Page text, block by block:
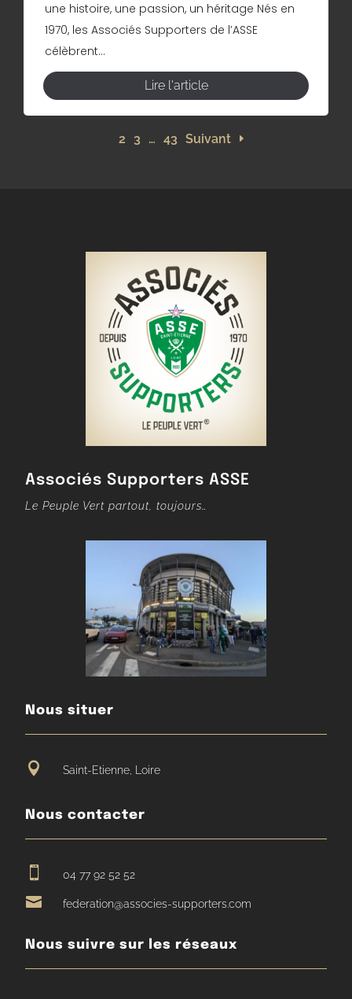
une histoire, une passion, un héritage Nés en
1970, les Associés Supporters de l’ASSE
célèbrent...
Lire l'article
2 3 … 43 Suivant
Associés Supporters ASSE
Le Peuple Vert partout, toujours…
Nous situer
 Saint-Etienne, Loire
Nous contacter
 04 77 92 52 52
 federation@associes-supporters.com
Nous suivre sur les réseaux